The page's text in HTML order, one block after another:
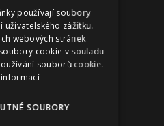
používají soubory
uživatelského zážitku.
webových stránek
cookie v souladu
souborů cookie.
informací
SOUBORY